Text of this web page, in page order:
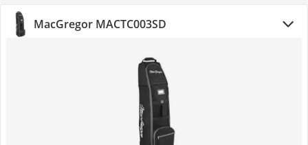
MacGregor MACTC003SD